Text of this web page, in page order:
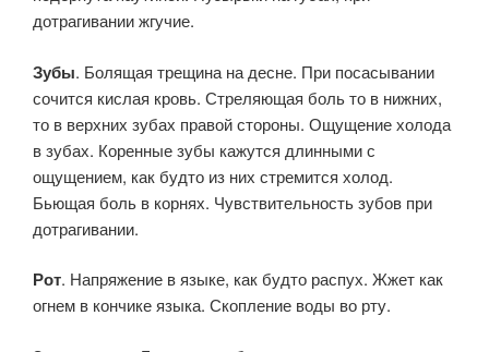
дотрагивании жгучие.
Зубы. Болящая трещина на десне. При посасывании
сочится кислая кровь. Стреляющая боль то в нижних,
то в верхних зубах правой стороны. Ощущение холода
в зубах. Коренные зубы кажутся длинными с
ощущением, как будто из них стремится холод.
Бьющая боль в корнях. Чувствительность зубов при
дотрагивании.
Рот. Напряжение в языке, как будто распух. Жжет как
огнем в кончике языка. Скопление воды во рту.